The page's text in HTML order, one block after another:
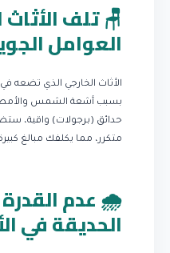
🪑 تلف
العوامل
الأثاث الخارجي الذي تضعه
بسبب أشعة الشمس
حدائق (برجولات) واقية،
متكرر، مما يكلفك مبالغ
🌧️ عدم
الحديقة في